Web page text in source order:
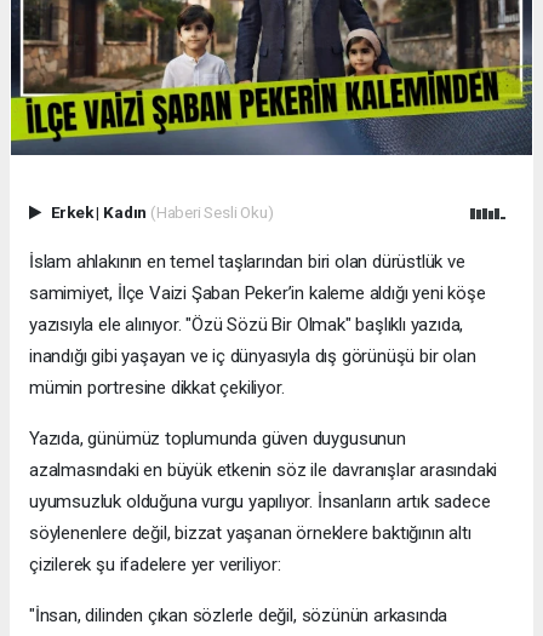
Erkek| Kadın (Haberi Sesli Oku)
İslam ahlakının en temel taşlarından biri olan dürüstlük ve
samimiyet, İlçe Vaizi Şaban Peker’in kaleme aldığı yeni köşe
yazısıyla ele alınıyor. "Özü Sözü Bir Olmak" başlıklı yazıda,
inandığı gibi yaşayan ve iç dünyasıyla dış görünüşü bir olan
mümin portresine dikkat çekiliyor.
​Yazıda, günümüz toplumunda güven duygusunun
azalmasındaki en büyük etkenin söz ile davranışlar arasındaki
uyumsuzluk olduğuna vurgu yapılıyor. İnsanların artık sadece
söylenenlere değil, bizzat yaşanan örneklere baktığının altı
çizilerek şu ifadelere yer veriliyor:
​"İnsan, dilinden çıkan sözlerle değil, sözünün arkasında